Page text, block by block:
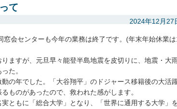
て
2024年12月27
会センターも今年の業務は終了です。(年末年始休業
ますが、元旦早々能登半島地震を皮切りに、地震・大
た。
の年でした。「大谷翔平」のドジャース移籍後の大活
ものがあったので、救われた感がします。
ともに「総合大学」となり、「世界に通用する大学」